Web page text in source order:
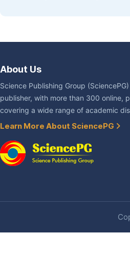
About Us
Science Publishing Group
publisher, with more than 300 online,
covering a wide range of academic
Learn More About SciencePG